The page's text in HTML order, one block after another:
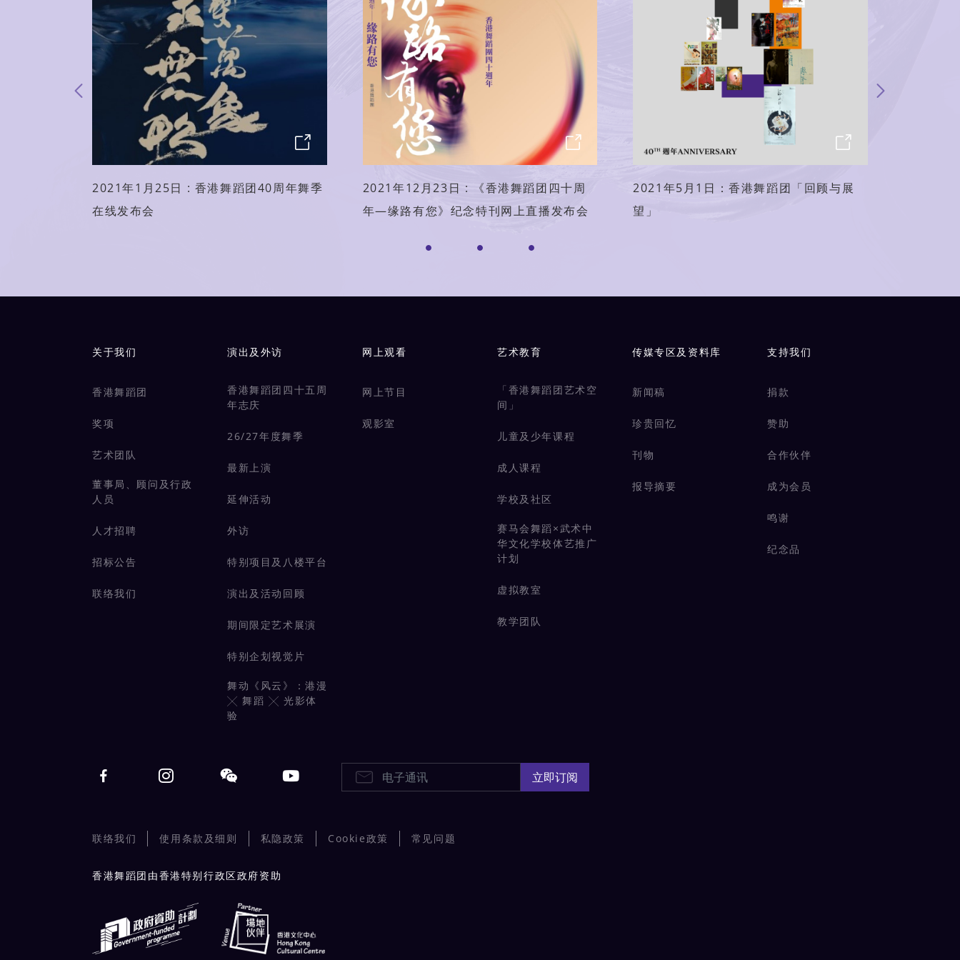
2021年1月25日 : 香港舞蹈团40周年舞季
在线发布会
2021年12月23日 : 《香港舞蹈团四十周
年—缘路有您》纪念特刊网上直播发布会
2021年5月1日：香港舞蹈团「回顾与展
望」
Main navigation
关于我们
香港舞蹈团
奖项
艺术团队
董事局、顾问及行政
人员
人才招聘
招标公告
联络我们
演出及外访
香港舞蹈团四十五周
年志庆
26/27年度舞季
最新上演
延伸活动
外访
特别项目及八楼平台
演出及活动回顾
期间限定艺术展演
特别企划视觉片
舞动《风云》：港漫
╳ 舞蹈 ╳ 光影体
验
网上观看
网上节目
观影室
艺术教育
「香港舞蹈团艺术空
间」
儿童及少年课程
成人课程
学校及社区
赛马会舞蹈×武术中
华文化学校体艺推广
计划
虚拟教室
教学团队
传媒专区及资料库
新闻稿
珍贵回忆
刊物
报导摘要
支持我们
捐款
赞助
合作伙伴
成为会员
鸣谢
纪念品
电子通讯 立即订阅
联络我们 使用条款及细则 私隐政策 Cookie政策 常见问题
香港舞蹈团由香港特别行政区政府资助